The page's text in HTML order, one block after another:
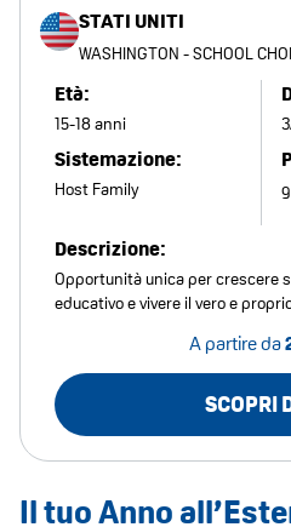
STATI UNITI
WASHINGTON - SCHOOL
Età:
15-18 anni
Sistemazione:
Host Family
Descrizione:
Opportunità unica per crescere
educativo e vivere il vero e
A partire da
SCOPRI
Il tuo Anno